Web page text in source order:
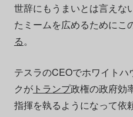
世辞にもうまいとは言えな
たミームを広めるためにこ
る。
テスラのCEOでホワイト
クがトランプ政権の政府効
指揮を執るようになって依